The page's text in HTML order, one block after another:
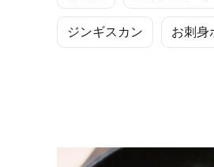
お酒
産地検索
家電
ジンギスカン お刺身